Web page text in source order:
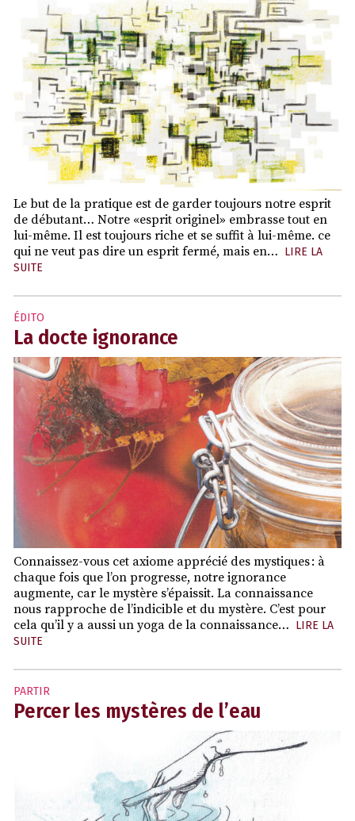
Le but de la pratique est de garder toujours notre esprit
de débutant… Notre «esprit originel» embrasse tout en
lui-même. Il est toujours riche et se suffit à lui-même. ce
qui ne veut pas dire un esprit fermé, mais en… LIRE LA
SUITE
ÉDITO
La docte ignorance
Connaissez-vous cet axiome apprécié des mystiques : à
chaque fois que l’on progresse, notre ignorance
augmente, car le mystère s’épaissit. La connaissance
nous rapproche de l’indicible et du mystère. C’est pour
cela qu’il y a aussi un yoga de la connaissance… LIRE LA
SUITE
PARTIR
Percer les mystères de l’eau